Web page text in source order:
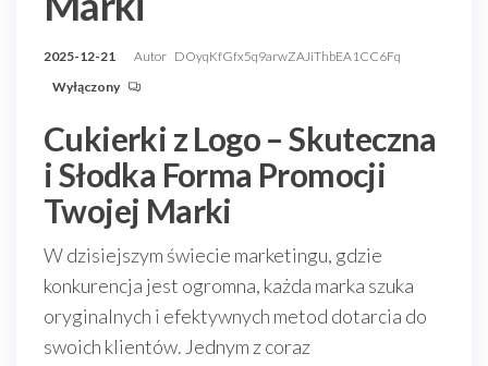
2025-12-21 Autor DOyqKfGfx5q9arwZAJiThbEA1CC6Fq
Wyłączony
Cukierki z Logo – Skuteczna
i Słodka Forma Promocji
Twojej Marki
W dzisiejszym świecie marketingu, gdzie
konkurencja jest ogromna, każda marka szuka
oryginalnych i efektywnych metod dotarcia do
swoich klientów. Jednym z coraz